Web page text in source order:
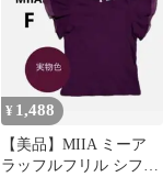
¥ 1,488
【美品】MIIA ミーア
ラッフルフリル シフォ